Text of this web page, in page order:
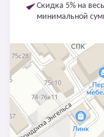
Скидка 5% на
минимальной